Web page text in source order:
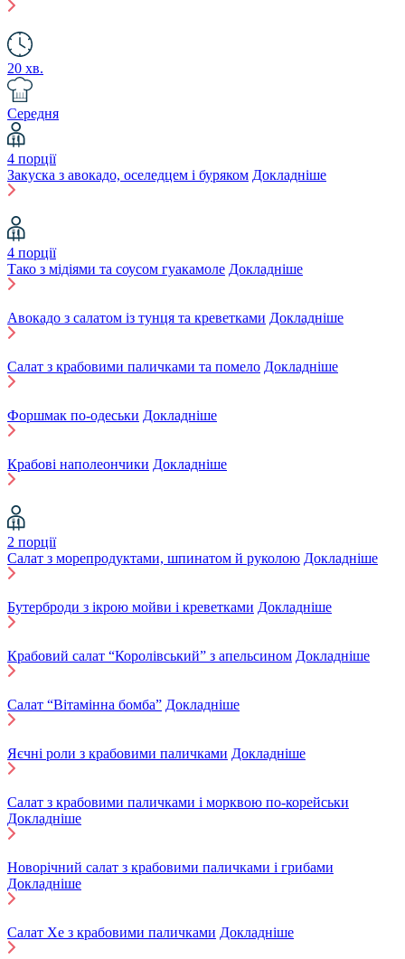
20 хв.
Середня
4 порції
Закуска з авокадо, оселедцем і буряком Докладніше
4 порції
Тако з мідіями та соусом гуакамоле Докладніше
Авокадо з салатом із тунця та креветками Докладніше
Салат з крабовими паличками та помело Докладніше
Форшмак по-одеськи Докладніше
Крабові наполеончики Докладніше
2 порції
Салат з морепродуктами, шпинатом й руколою Докладніше
Бутерброди з ікрою мойви і креветками Докладніше
Крабовий салат “Королівський” з апельсином Докладніше
Салат “Вітамінна бомба” Докладніше
Яєчні роли з крабовими паличками Докладніше
Салат з крабовими паличками і морквою по-корейськи
Докладніше
Новорічний салат з крабовими паличками і грибами
Докладніше
Салат Хе з крабовими паличками Докладніше